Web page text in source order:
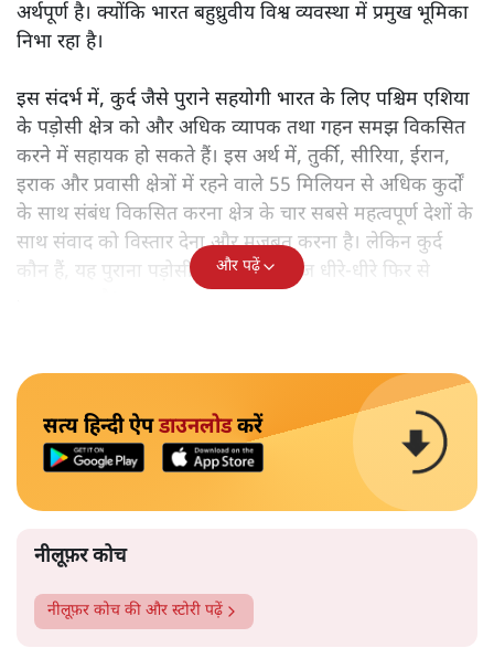
अर्थपूर्ण है। क्योंकि भारत बहुध्रुवीय विश्व व्यवस्था में प्रमुख भूमिका
निभा रहा है।
इस संदर्भ में, कुर्द जैसे पुराने सहयोगी भारत के लिए पश्चिम एशिया
के पड़ोसी क्षेत्र को और अधिक व्यापक तथा गहन समझ विकसित
करने में सहायक हो सकते हैं। इस अर्थ में, तुर्की, सीरिया, ईरान,
इराक और प्रवासी क्षेत्रों में रहने वाले 55 मिलियन से अधिक कुर्दों
के साथ संबंध विकसित करना क्षेत्र के चार सबसे महत्वपूर्ण देशों के
साथ संवाद को विस्तार देना और मजबूत करना है। लेकिन कुर्द
कौन हैं, यह पुराना पड़ोसी जिसे भारत आज धीरे-धीरे फिर से
और पढ़ें
सत्य हिन्दी ऐपडाउनलोडकरें
नीलूफ़र कोच
नीलूफ़र कोच की और स्टोरी पढ़ें